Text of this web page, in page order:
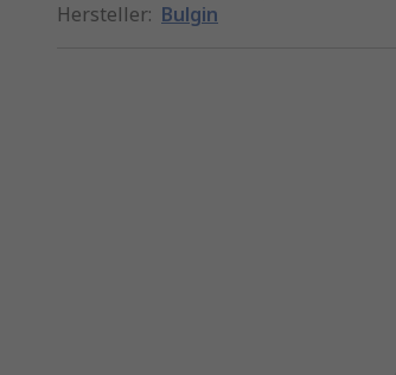
Hersteller: Bulgin